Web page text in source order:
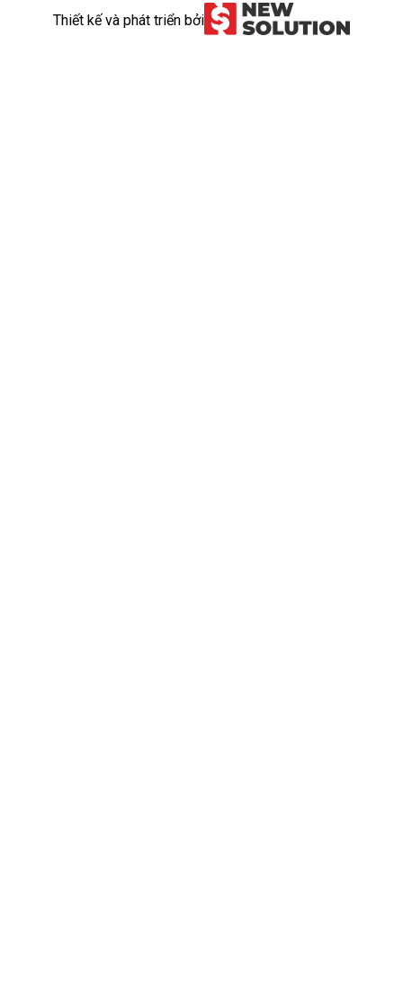
Thiết kế và phát triển bởi